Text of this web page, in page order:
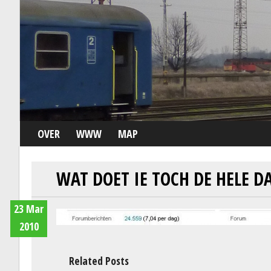
OVER WWW MAP
WAT DOET IE TOCH DE HELE
23 Mar
2010
Related Posts